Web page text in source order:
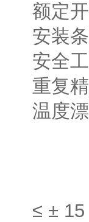
额定
安装
安全
重复
温度
≤ ± 15